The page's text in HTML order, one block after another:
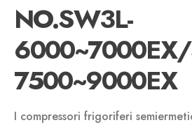
NO.SW3L-
7500~9000EX
I compressori frigoriferi